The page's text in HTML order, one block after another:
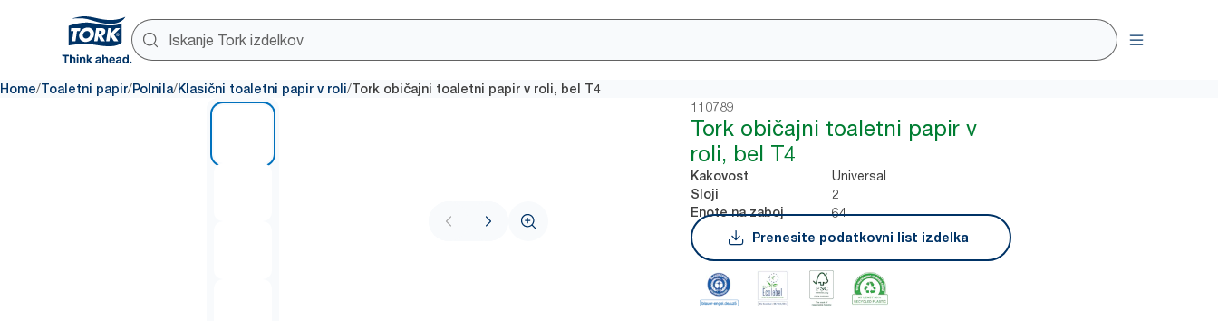
Home/Toaletni papir/Polnila/Klasični toaletni papir v roli/Tork običajni toaletni papir v roli, bel T4
110789
Tork običajni toaletni papir v
roli, bel T4
Kakovost Universal
Sloji 2
Enote na zaboj
64
Prenesite podatkovni list izdelka